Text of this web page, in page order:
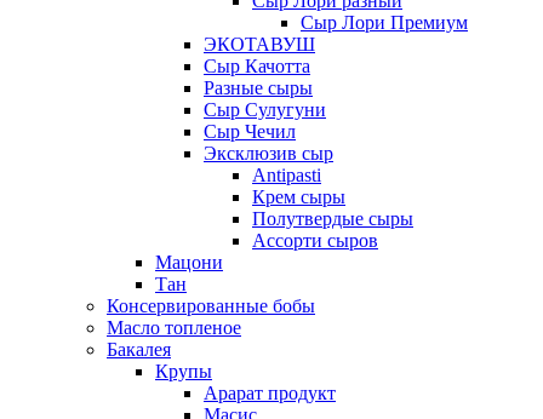
Сыр Лори Премиум
ЭКОТАВУШ
Сыр Качотта
Разные сыры
Сыр Сулугуни
Сыр Чечил
Эксклюзив сыр
Antipasti
Крем сыры
Полутвердые сыры
Ассорти сыров
Мацони
Тан
Консервированные бобы
Масло топленое
Бакалея
Крупы
Арарат продукт
Масис